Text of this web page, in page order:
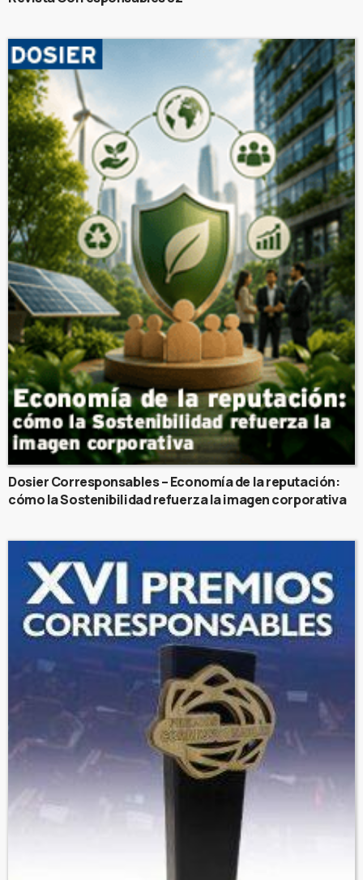
Dosier Corresponsables – Economía de la reputación:
cómo la Sostenibilidad refuerza la imagen corporativa